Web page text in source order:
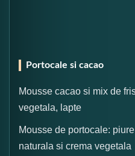
Portocale si cacao
Mousse cacao si mix de
vegetala, lapte
Mousse de portocale:
naturala si crema vegetala